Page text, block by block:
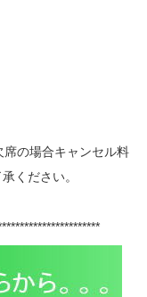
席の場合キャンセル料
ください。